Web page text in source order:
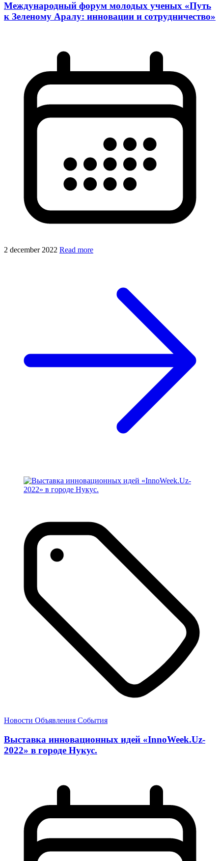
Международный форум молодых ученых «Путь
к Зеленому Аралу: инновации и сотрудничество»
2 december 2022 Read more
Новости Объявления События
Выставка инновационных идей «InnoWeek.Uz-
2022» в городе Нукус.